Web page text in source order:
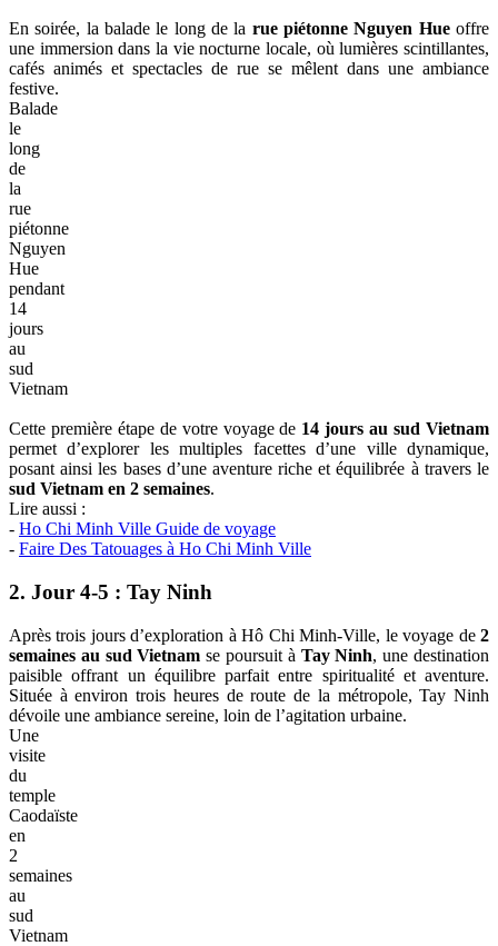
En soirée, la balade le long de la rue piétonne Nguyen Hueoffre
une immersion dans la vie nocturne locale, où lumières scintillantes,
cafés animés et spectacles de rue se mêlent dans une ambiance
festive.
Balade
le
long
de
la
rue
piétonne
Nguyen
Hue
pendant
14
jours
au
sud
Vietnam
Cette première étape de votre voyage de 14 jours au sud Vietnam
permet d’explorer les multiples facettes d’une ville dynamique,
posant ainsi les bases d’une aventure riche et équilibrée à travers le
sud Vietnam en 2 semaines.
Lire aussi :
- Ho Chi Minh Ville Guide de voyage
- Faire Des Tatouages à Ho Chi Minh Ville
2. Jour 4-5 : Tay Ninh
Après trois jours d’exploration à Hô Chi Minh-Ville, le voyage de 2
semaines au sud Vietnam se poursuit à Tay Ninh, une destination
paisible offrant un équilibre parfait entre spiritualité et aventure.
Située à environ trois heures de route de la métropole, Tay Ninh
dévoile une ambiance sereine, loin de l’agitation urbaine.
Une
visite
du
temple
Caodaïste
en
2
semaines
au
sud
Vietnam